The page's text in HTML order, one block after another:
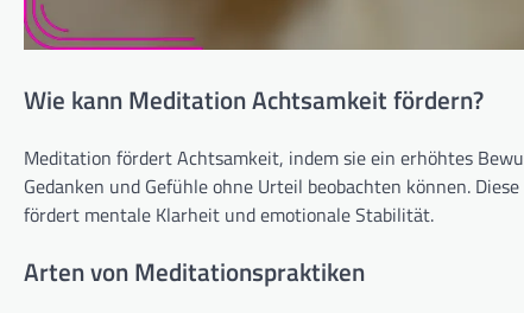
Wie kann Meditation Achtsamkeit fördern?
Meditation fördert Achtsamkeit, indem sie ein erhöhtes
Gedanken und Gefühle ohne Urteil beobachten können.
fördert mentale Klarheit und emotionale Stabilität.
Arten von Meditationspraktiken